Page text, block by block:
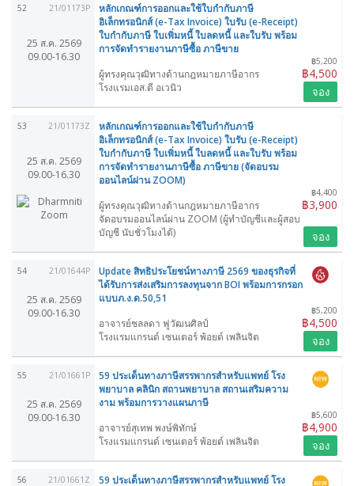
52 21/01173P
25 ส.ค. 2569
09.00-16.30
หลักเกณฑ์การออกและใช้ใบกำกับภาษี
อิเล็กทรอนิกส์ (e-Tax Invoice) ใบรับ (e-Receipt)
ใบกำกับภาษี ใบเพิ่มหนี้ ใบลดหนี้ และใบรับ พร้อม
การจัดทำรายงานภาษีซื้อ ภาษีขาย
฿5,200
฿4,500
ผู้ทรงคุณวุฒิทางด้านกฎหมายภาษีอากร
โรงแรมเอส.ดี อเวนิว
จอง
53 21/01173Z
25 ส.ค. 2569
09.00-16.30
หลักเกณฑ์การออกและใช้ใบกำกับภาษี
อิเล็กทรอนิกส์ (e-Tax Invoice) ใบรับ (e-Receipt)
ใบกำกับภาษี ใบเพิ่มหนี้ ใบลดหนี้ และใบรับ พร้อม
การจัดทำรายงานภาษีซื้อ ภาษีขาย (จัดอบรม
ออนไลน์ผ่าน ZOOM)
฿4,400
฿3,900
ผู้ทรงคุณวุฒิทางด้านกฎหมายภาษีอากร
จัดอบรมออนไลน์ผ่าน ZOOM (ผู้ทำบัญชีและผู้สอบ
บัญชี นับชั่วโมงได้)
จอง
54 21/01644P
25 ส.ค. 2569
09.00-16.30
Update สิทธิประโยชน์ทางภาษี 2569 ของธุรกิจที่
ได้รับการส่งเสริมการลงทุนจาก BOI พร้อมการกรอก
แบบภ.ง.ด.50,51
฿5,200
฿4,500
อาจารย์ชลลดา ฟูวัฒนศิลป์
โรงแรมแกรนด์ เซนเตอร์ พ้อยต์ เพลินจิต
จอง
55 21/01661P
25 ส.ค. 2569
09.00-16.30
59 ประเด็นทางภาษีสรรพากรสำหรับแพทย์ โรง
พยาบาล คลินิก สถานพยาบาล สถานเสริมความ
งาม พร้อมการวางแผนภาษี
฿5,600
฿4,900
อาจารย์สุเทพ พงษ์พิทักษ์
โรงแรมแกรนด์ เซนเตอร์ พ้อยต์ เพลินจิต
จอง
56 21/01661Z 59 ประเด็นทางภาษีสรรพากรสำหรับแพทย์ โรง